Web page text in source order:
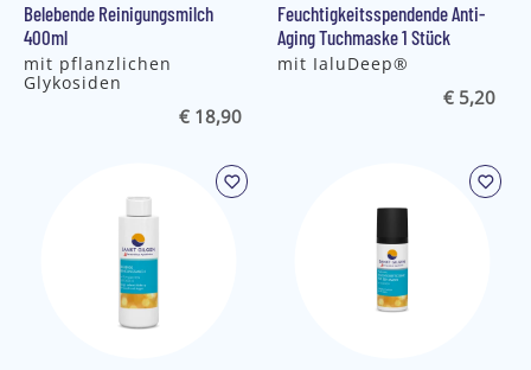
Belebende Reinigungsmilch
400ml
mit pflanzlichen
Glykosiden
€ 18,90
Feuchtigkeitsspendende Anti-
Aging Tuchmaske 1 Stück
mit IaluDeep®
€ 5,20